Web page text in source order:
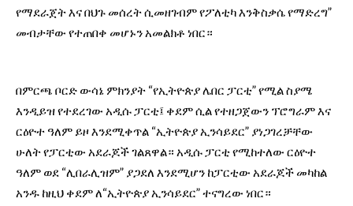
የማደራጀት እና በህጉ መሰረት ሲመዘገብም የፖለቲካ እንቅስቃሴ የማድረግ”
መብታቸው የተጠበቀ መሆኑን አመልክቶ ነበር።
በምርጫ ቦርድ ውሳኔ ምክንያት “የኢትዮጵያ ሌበር ፓርቲ” የሚል ስያሜ
እንዲይዝ የተደረገው አዲሱ ፓርቲ፤ ቀደም ሲል የተዘጋጀውን ፕሮግራም እና
ርዕዮተ ዓለም ይዞ እንደሚቀጥል “ኢትዮጵያ ኢንሳይደር” ያነጋገረቻቸው
ሁለት የፓርቲው አደራጆች ገልጸዋል። አዲሱ ፓርቲ የሚከተለው ርዕዮተ
ዓለም ወደ “ሊበራሊዝም” ያጋደለ እንደሚሆን ከፓርቲው አደራጆች መካከል
አንዱ ከዚህ ቀደም ለ“ኢትዮጵያ ኢንሳይደር” ተናግረው ነበር።